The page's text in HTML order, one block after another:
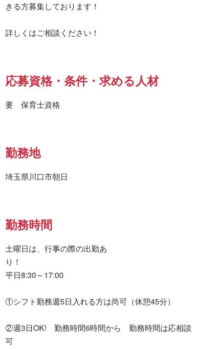
きる方募集しております！
詳しくはご相談ください！
応募資格・条件・求める人材
要　保育士資格
勤務地
埼玉県川口市朝日
勤務時間
土曜日は、行事の際の出勤あ
り
平日8:30～17:00
①シフト勤務週5日入れる方は尚可（休憩45分）
②週3日OK!　勤務時間6時間から　勤務時間は応相談
可